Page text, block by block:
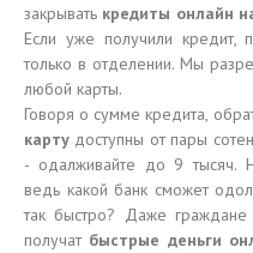
закрывать кредиты онлайн
Если уже получили кредит,
только в отделении. Мы
любой карты.
Говоря о сумме кредита,
карту доступны от пары
- одалживайте до 9 тысяч.
ведь какой банк сможет
так быстро? Даже
получат быстрые деньги